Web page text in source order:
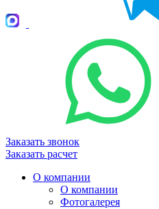
Заказать звонок
Заказать расчет
О компании
О компании
Фотогалерея